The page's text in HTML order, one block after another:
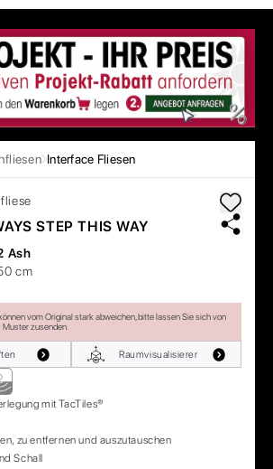
Interface Fliesen
STEP THIS WAY
Ash
cm
vom Original stark abweichen, bitte lassen Sie sich von
zusenden.
Raumvisualisierer
mit TacTiles®
zu entfernen und auszutauschen
Schall